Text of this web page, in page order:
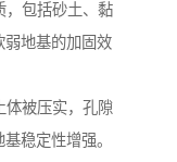
，包括砂土、黏
弱地基的加固效
体被压实，孔隙
稳定性增强。